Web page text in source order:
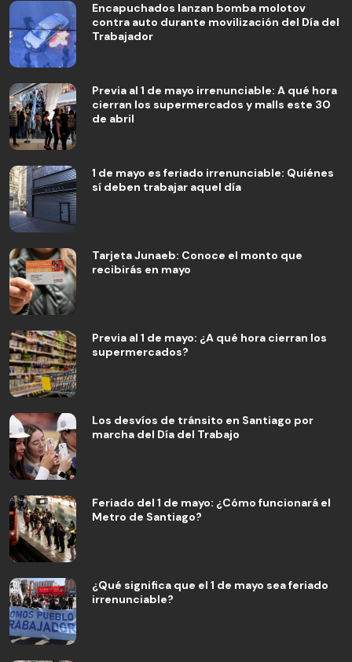
Encapuchados lanzan bomba molotov
contra auto durante movilización del Día del
Trabajador
Previa al 1 de mayo irrenunciable: A qué hora
cierran los supermercados y malls este 30
de abril
1 de mayo es feriado irrenunciable: Quiénes
sí deben trabajar aquel día
Tarjeta Junaeb: Conoce el monto que
recibirás en mayo
Previa al 1 de mayo: ¿A qué hora cierran los
supermercados?
Los desvíos de tránsito en Santiago por
marcha del Día del Trabajo
Feriado del 1 de mayo: ¿Cómo funcionará el
Metro de Santiago?
¿Qué significa que el 1 de mayo sea feriado
irrenunciable?